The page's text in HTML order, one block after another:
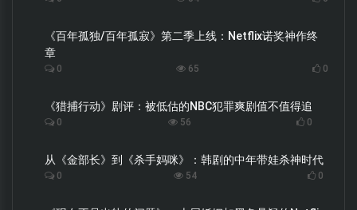
《百年孤独/百年孤寂》第二季上线：Netflix诺奖神作终
章
0 65 0
《猎捕行动》剧评：被低估的NBC犯罪爽剧值不值得追
0 56 0
从《金部长》到《杀手妈咪》：韩剧的中年带娃杀神时代
0 54 0